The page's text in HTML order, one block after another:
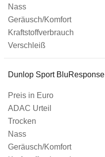
Dunlop Sport BluResponse